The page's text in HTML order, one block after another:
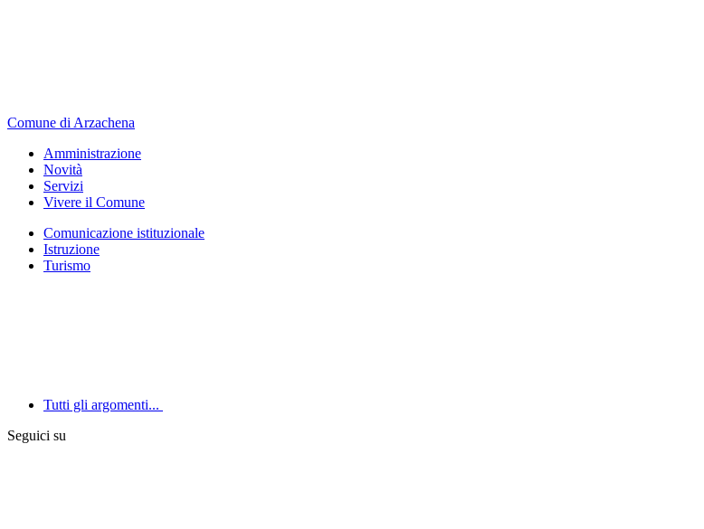
Comune di Arzachena
Amministrazione
Novità
Servizi
Vivere il Comune
Comunicazione istituzionale
Istruzione
Turismo
Tutti gli argomenti...
Seguici su